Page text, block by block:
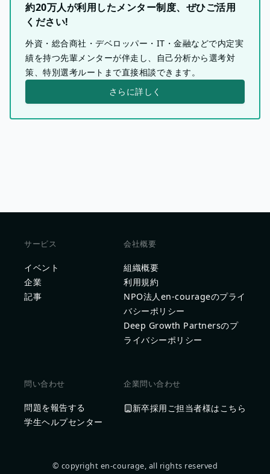
約20万人が利用したメンター制度、ぜひご活用
ください!
外資・総合商社・デベロッパー・IT・金融などで内定実
績を持つ先輩メンターが伴走し、自己分析から選考対
策、特別選考ルートまで直接相談できます。
さらに詳しく
サービス
イベント
企業
記事
会社概要
組織概要
利用規約
NPO法人en-courageのプライ
バシーポリシー
Deep Growth Partnersのプ
ライバシーポリシー
問い合わせ
問題を報告する
学生ヘルプセンター
企業問い合わせ
新卒採用ご担当者様はこちら
© copyright en-courage, all rights reserved